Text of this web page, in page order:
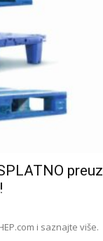
i saznajte više.